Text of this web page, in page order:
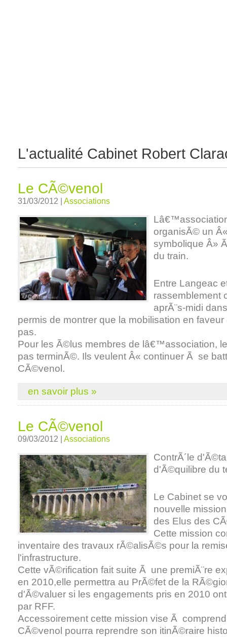
L'actualité Cabinet Robert
Le CÃ©venol
31/03/2012 | Associations
organisÃ© un
symbolique Â»
du train.
Entre Langeac
rassemblement
aprÃ¨s-midi
permis de montrer que la mobilisation en
pas.
Pour les Ã©lus membres de lâ€™association,
pas terminÃ©. Ils veulent Â« continuer Ã se
CÃ©venol.
en savoir plus »
Le CÃ©venol
09/03/2012 | Associations
ContrÃ´le
d'Ã©quilibre du
Le Cabinet se
nouvelle
des Elus des
Cette mission
inventaire des travaux rÃ©alisÃ©s pour la
l'infrastructure.
Cette vÃ©rification fait suite Ã une premiÃ¨re
en 2010,elle permettra au PrÃ©fet de la
d'Ã©valuer si les engagements pris en 2010
par RFF.
Accessoirement cette mission vise Ã
CÃ©venol pourra reprendre son itinÃ©raire